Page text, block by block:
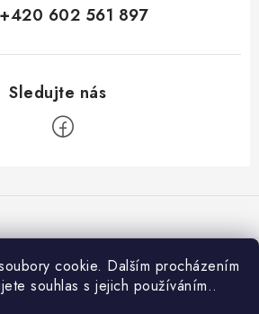
cookie. Dalším procházením
souhlas s jejich používáním..
+420 602 561 897